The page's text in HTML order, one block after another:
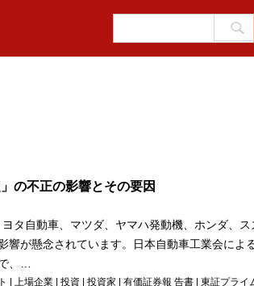
の不正の影響とその要因
タ自動車、マツダ、ヤマハ発動機、ホンダ、
響が懸念されています。日本自動車工業会によ
、…
上場企業 投資 投資家 有価証券報 告書 東証プライ